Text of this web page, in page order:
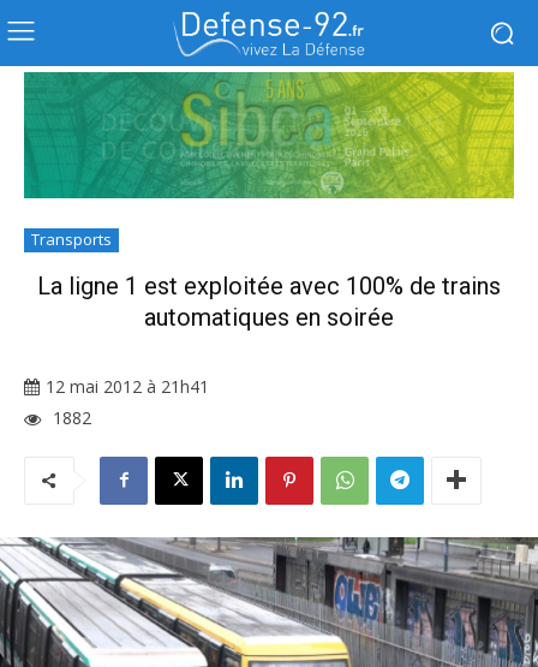
Transports
La ligne 1 est exploitée avec 100% de trains
automatiques en soirée
12 mai 2012 à 21h41
1882